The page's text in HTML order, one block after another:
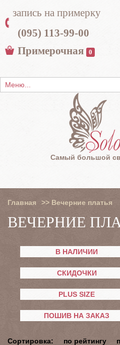
запись на примерку
(095) 113-99-00
Примерочная
0
Самый большой
Главная >> Вечерние платья
ВЕЧЕРНИЕ
В НАЛИЧИИ
СКИДОЧКИ
PLUS SIZE
ПОШИВ НА ЗАКАЗ
Сортировка: по рейтингу